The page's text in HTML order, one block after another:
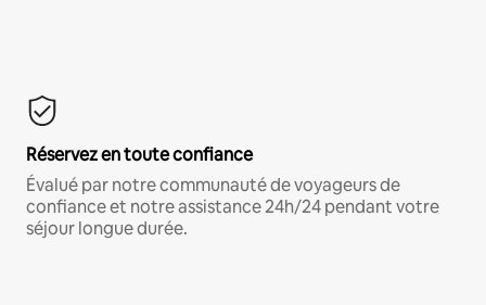
Réservez en toute confiance
Évalué par notre communauté de voyageurs de
confiance et notre assistance 24h/24 pendant votre
séjour longue durée.